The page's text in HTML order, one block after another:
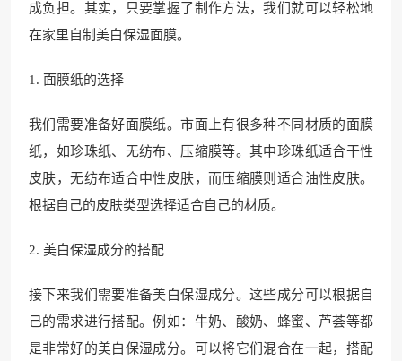
成负担。其实，只要掌握了制作方法，我们就可以轻松地
在家里自制美白保湿面膜。
1. 面膜纸的选择
我们需要准备好面膜纸。市面上有很多种不同材质的面膜
纸，如珍珠纸、无纺布、压缩膜等。其中珍珠纸适合干性
皮肤，无纺布适合中性皮肤，而压缩膜则适合油性皮肤。
根据自己的皮肤类型选择适合自己的材质。
2. 美白保湿成分的搭配
接下来我们需要准备美白保湿成分。这些成分可以根据自
己的需求进行搭配。例如：牛奶、酸奶、蜂蜜、芦荟等都
是非常好的美白保湿成分。可以将它们混合在一起，搭配